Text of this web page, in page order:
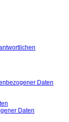
Daten
Daten